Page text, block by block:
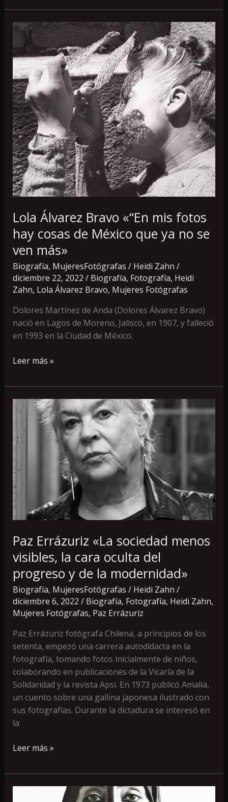
Lola Álvarez Bravo «“En mis fotos
hay cosas de México que ya no se
ven más»
Biografía, MujeresFotógrafas / Heidi Zahn /
diciembre 22, 2022 / Biografía, Fotografía, Heidi
Zahn, Lola Álvarez Bravo, Mujeres Fotógrafas
Dolores Martínez de Anda (Dolores Álvarez Bravo)
nació en Lagos de Moreno, Jalisco, en 1907, y falleció
en 1993 en la Ciudad de México.
Lola
Álvarez
Bravo
«“En
mis
fotos
hay
cosas
de
México
que
ya
no
se
más»
Leer más »
Paz Errázuriz «La sociedad menos
visibles, la cara oculta del
progreso y de la modernidad»
Biografía, MujeresFotógrafas / Heidi Zahn /
diciembre 6, 2022 / Biografía, Fotografía, Heidi Zahn,
Mujeres Fotógrafas, Paz Errázuriz
Paz Errázuriz fotógrafa Chilena, a principios de los
setenta, empezó una carrera autodidacta en la
fotografía, tomando fotos inicialmente de niños,
colaborando en publicaciones de la Vicaría de la
Solidaridad y la revista Apsi. En 1973 publicó Amalia,
un cuento sobre una gallina japonesa ilustrado con
sus fotografías. Durante la dictadura se interesó en
la
Paz
Errázuriz
«La
sociedad
visibles,
cara
oculta
del
y
de
la
modernidad»
Leer más »